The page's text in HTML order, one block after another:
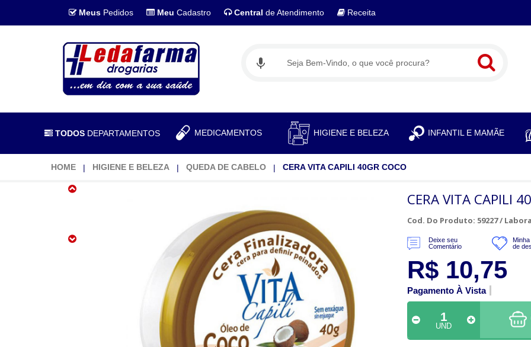
Meus Pedidos Meu Cadastro Central de Atendimento Receita
TODOS DEPARTAMENTOS MEDICAMENTOS HIGIENE E BELEZA INFANTIL E MAMÃE
HOME HIGIENE E BELEZA QUEDA DE CABELO CERA VITA CAPILI 40GR COCO
CERA
CAPILI
CERA VITA CAPILI
Cod. Do Produto: 59227 /
Deixe seu
Comentário
de
R$ 10,75
Pagamento À Vista
UND